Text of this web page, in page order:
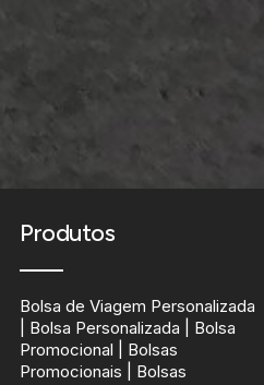
Produtos
Bolsa de Viagem Personalizada
| Bolsa Personalizada | Bolsa
Promocional | Bolsas
Promocionais | Bolsas